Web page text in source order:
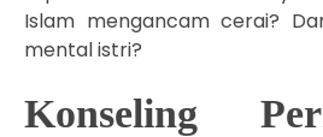
Islam mengancam cerai?
mental istri?
Konseling